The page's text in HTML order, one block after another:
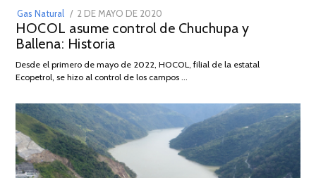
Gas Natural
POSTED
ON
2 DE MAYO DE 2020
DE
2026
HOCOL asume control de Chuchupa y
Ballena: Historia
Desde el primero de mayo de 2022, HOCOL, filial de la estatal
Ecopetrol, se hizo al control de los campos …